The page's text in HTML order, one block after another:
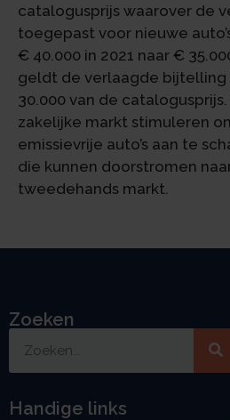
catalogusprijs waarover de
toegepast voor nieuwe
€ 40.000 in 2021 naar €
geldt de verlaagde
30.000 van de
zakelijke markt stimuleren
emissievrije auto’s aan te
die kunnen doorstromen
tweedehands markt.
Zoeken
Handige links